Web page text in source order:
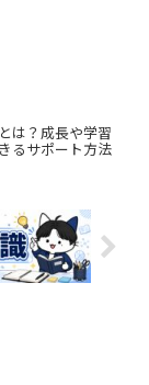
は？成長や学習
るサポート方法